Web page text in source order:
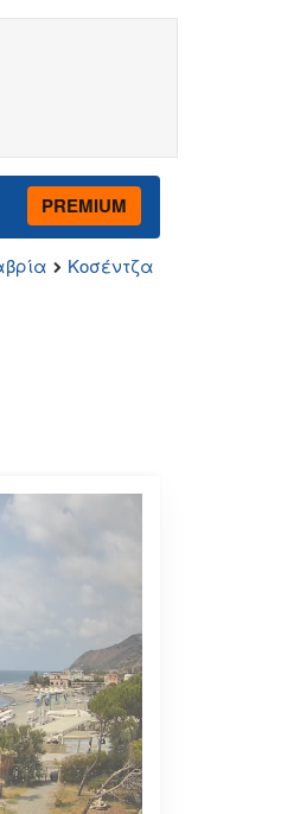
PREMIUM
Κοσέντζα